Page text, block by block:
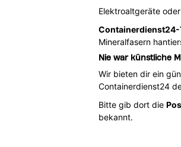
Elektroaltgeräte
Mineralfasern
Nie war künstliche
Wir bieten dir ein
Containerdienst24
Bitte gib dort die
bekannt.